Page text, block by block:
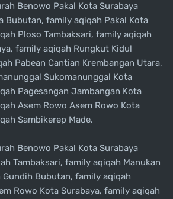
Benowo Pakal Kota Surabaya
Bubutan, family aqiqah Pakal Kota
Ploso Tambaksari, family aqiqah
family aqiqah Rungkut Kidul
Pabean Cantian Krembangan Utara,
Sukomanunggal Kota
Pagesangan Jambangan Kota
Asem Rowo Asem Rowo Kota
Sambikerep Made.
Benowo Pakal Kota Surabaya
Tambaksari, family aqiqah Manukan
Bubutan, family aqiqah
Rowo Kota Surabaya, family aqiqah